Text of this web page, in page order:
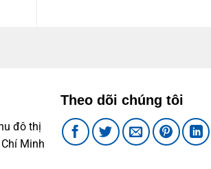
đô thị
Minh
Theo dõi chúng tôi